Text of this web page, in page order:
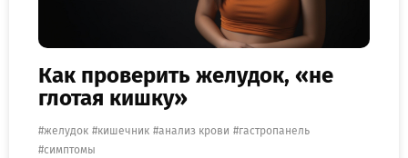
Как проверить желудок, «не
глотая кишку»
желудок кишечник анализ крови
гастропанель
симптомы